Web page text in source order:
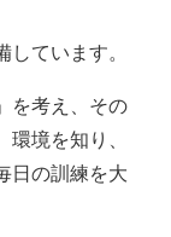
ています。
を考え、その
境を知り、
日の訓練を大